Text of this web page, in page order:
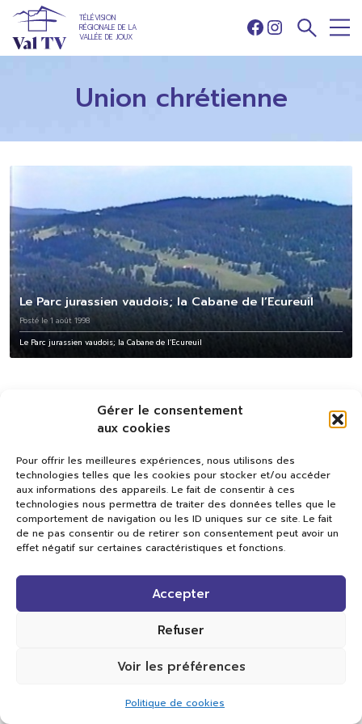
Gérer le consentement
aux cookies
Pour offrir les meilleures expériences, nous utilisons des
technologies telles que les cookies pour stocker et/ou accéder
aux informations des appareils. Le fait de consentir à ces
technologies nous permettra de traiter des données telles que le
comportement de navigation ou les ID uniques sur ce site. Le fait
de ne pas consentir ou de retirer son consentement peut avoir un
effet négatif sur certaines caractéristiques et fonctions.
Accepter
Refuser
Voir les préférences
Politique de cookies
TÉLÉVISION
RÉGIONALE DE LA
VALLÉE DE JOUX
Facebook
Instagram
Union chrétienne
Le Parc jurassien vaudois; la Cabane de l’Ecureuil
Posté le 1 août 1998
Le Parc jurassien vaudois; la Cabane de l’Ecureuil
Val TV
Centre de Compétences Médias
Rue du Pont-Neuf 24
Tous droits réservés.
Réalisation Cavin-Baudat Digital Lab